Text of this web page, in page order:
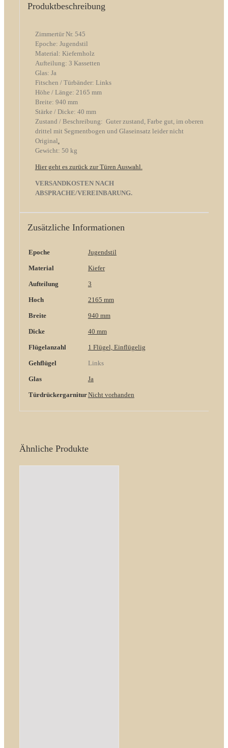
Produktbeschreibung
Zimmertür Nr. 545
Epoche: Jugendstil
Material: Kiefernholz
Aufteilung: 3 Kassetten
Glas: Ja
Fitschen / Türbänder: Links
Höhe / Länge: 2165 mm
Breite: 940 mm
Stärke / Dicke: 40 mm
Zustand / Beschreibung: Guter zustand, Farbe gut, im oberen
drittel mit Segmentbogen und Glaseinsatz leider nicht
Original
Gewicht: 50 kg
Hier geht es zurück zur Türen Auswahl.
VERSANDKOSTEN NACH
ABSPRACHE/VEREINBARUNG.
Zusätzliche Informationen
Epoche Jugendstil
Material Kiefer
Aufteilung 3
Hoch 2165 mm
Breite 940 mm
Dicke 40 mm
Flügelanzahl 1 Flügel, Einflügelig
Gehflügel Links
Glas Ja
TürdrückergarniturNicht vorhanden
Ähnliche Produkte